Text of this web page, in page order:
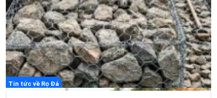
Tin tức về Rọ Đá